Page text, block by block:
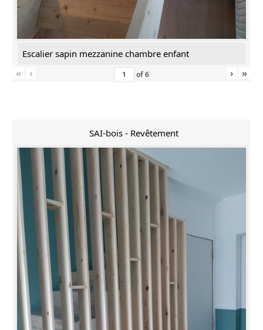
Escalier sapin mezzanine chambre enfant
«
‹ of6 › »
SAI-bois - Revêtement